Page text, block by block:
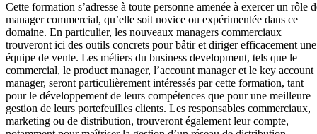
Cette formation s’adresse à toute personne amenée à exercer un rôle
manager commercial, qu’elle soit novice ou expérimentée dans ce
domaine. En particulier, les nouveaux managers commerciaux
trouveront ici des outils concrets pour bâtir et diriger efficacement une
équipe de vente. Les métiers du business development, tels que le
commercial, le product manager, l’account manager et le key account
manager, seront particulièrement intéressés par cette formation, tant
pour le développement de leurs compétences que pour une meilleure
gestion de leurs portefeuilles clients. Les responsables commerciaux,
marketing ou de distribution, trouveront également leur compte,